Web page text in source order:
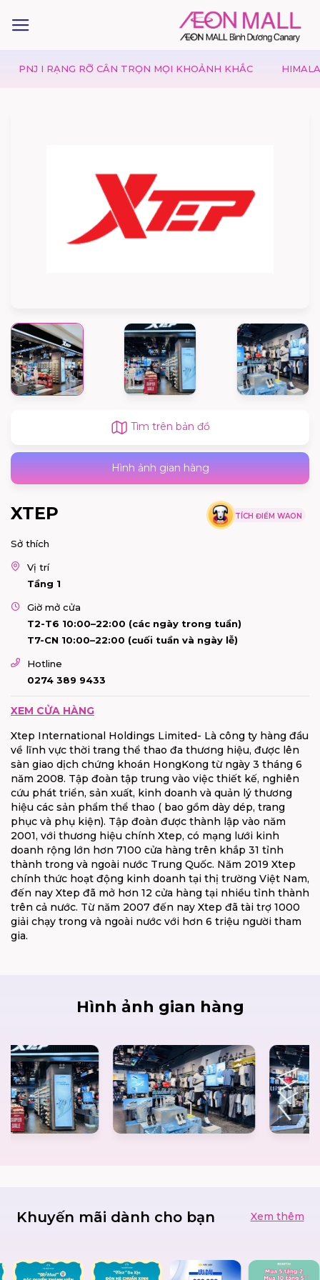
I RẠNG RỠ CÂN TRỌN MỌI KHOẢNH KHẮC HIMALAYA |
Tìm trên bản đồ
Hình ảnh gian hàng
XTEP
Sở thích
TÍCH ĐIỂM WAON
Vị trí
Tầng 1
Giờ mở cửa
T2-T6 10:00–22:00 (các ngày trong tuần)
T7-CN 10:00–22:00 (cuối tuần và ngày lễ)
Hotline
0274 389 9433
XEM CỬA HÀNG
Xtep International Holdings Limited- Là công ty hàng đầu
về lĩnh vực thời trang thể thao đa thương hiệu, được lên
sàn giao dịch chứng khoán HongKong từ ngày 3 tháng 6
năm 2008. Tập đoàn tập trung vào việc thiết kế, nghiên
cứu phát triển, sản xuất, kinh doanh và quản lý thương
hiệu các sản phẩm thể thao ( bao gồm dày dép, trang
phục và phụ kiện). Tập đoàn được thành lập vào năm
2001, với thương hiệu chính Xtep, có mạng lưới kinh
doanh rộng lớn hơn 7100 cửa hàng trên khắp 31 tỉnh
thành trong và ngoài nước Trung Quốc. Năm 2019 Xtep
chính thức hoạt động kinh doanh tại thị trường Việt Nam,
đến nay Xtep đã mở hơn 12 cửa hàng tại nhiều tỉnh thành
trên cả nước. Từ năm 2007 đến nay Xtep đã tài trợ 1000
giải chạy trong và ngoài nước với hơn 6 triệu người tham
gia.
Hình ảnh gian hàng
Khuyến mãi dành cho bạn Xem thêm